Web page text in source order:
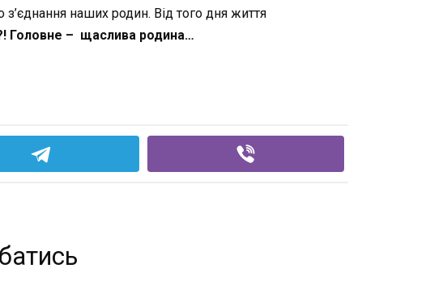
наших родин. Від того дня життя
– щаслива родина…